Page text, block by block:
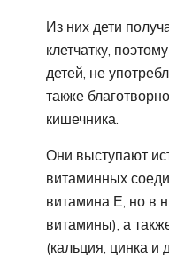
Из них дети
клетчатку,
детей, не
также
кишечника.
Они выступают
витаминных
витамина Е, но в
витамины), а
(кальция, цинка и